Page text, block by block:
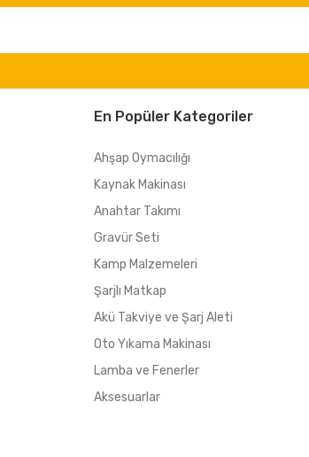
En Popüler Kategoriler
Ahşap Oymacılığı
Kaynak Makinası
Anahtar Takımı
Gravür Seti
Kamp Malzemeleri
Şarjlı Matkap
Akü Takviye ve Şarj Aleti
Oto Yıkama Makinası
Lamba ve Fenerler
Aksesuarlar